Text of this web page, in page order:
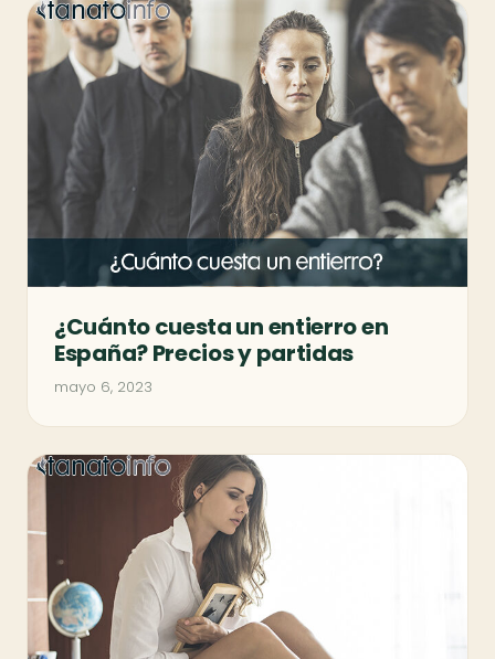
¿Cuánto cuesta un entierro en
España? Precios y partidas
mayo 6, 2023